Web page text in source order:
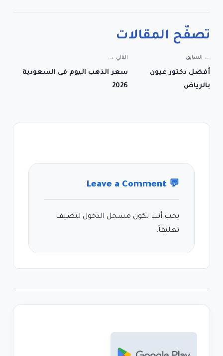
تصفّح المقالات
← السابق
أفضل دكتور عيون
بالرياض
التالي →
سعر الذهب اليوم فى السعودية
2026
💬
Leave a Comment
يجب أنت تكون مسجل الدخول لتضيف
تعليقاً.